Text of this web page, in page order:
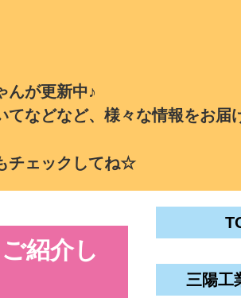
んが更新中♪
などなど、様々な情報をお届
チェックしてね☆
紹介し
三陽工